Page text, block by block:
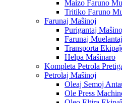
Maizo Faruno
Tritiko Faruno
Farunaj Maŝinoj
Purigantaj
Farunaj
Transporta
Helpa Maŝinaro
Kompleta Petrola
Petrolaj Maŝinoj
Oleaj Semoj
Ole Press